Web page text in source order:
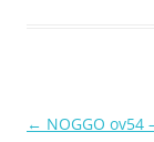
Điều
← NOGGO ov54